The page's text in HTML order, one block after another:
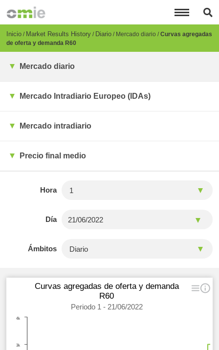
principal
Breadcrumb
Inicio Market Results History Diario Mercado diario Curvas agregadas
de oferta y demanda R60
Mercado diario
Mercado Intradiario Europeo (IDAs)
Mercado intradiario
Precio final medio
Hora
Día
Ámbitos
Curvas agregadas de oferta y demanda
R60
Periodo 1 - 21/06/2022
3k
4k